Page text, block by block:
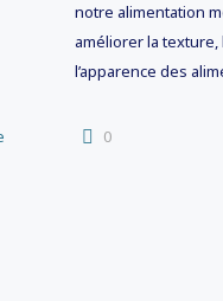
notre alimentation
améliorer la texture,
l’apparence des
0